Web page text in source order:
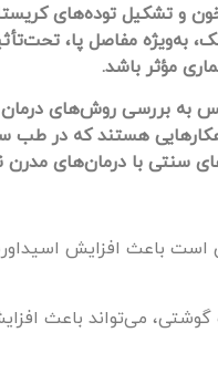
و تشکیل توده‌های
به‌ویژه مفاصل پا،
مؤثر باشد.
به بررسی روش‌های
هستند که در طب
سنتی با درمان‌های مدرن
افزایش اسیداوریک
گوشتی، می‌تواند باعث